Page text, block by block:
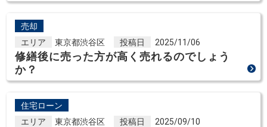
売却
エリア
東京都渋谷区 投稿日 2025/11/06
修繕後に売った方が高く売れるのでしょう
か？
住宅ローン
エリア
東京都渋谷区 投稿日 2025/09/10